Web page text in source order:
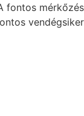
fontos